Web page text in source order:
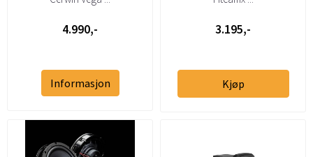
4.990,-
Informasjon
3.195,-
Kjøp